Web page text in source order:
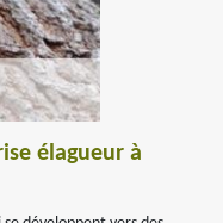
élagueur à